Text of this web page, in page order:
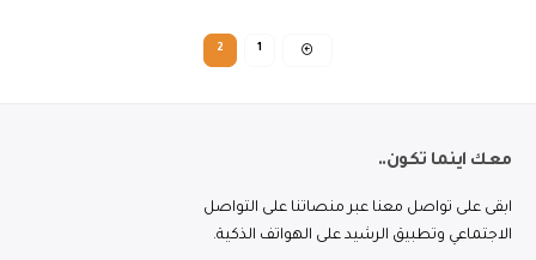
1
2
معك اينما تكون..
ابقى على تواصل معنا عبر منصاتنا على التواصل
الاجتماعي وتطبيق الرشيد على الهواتف الذكية.